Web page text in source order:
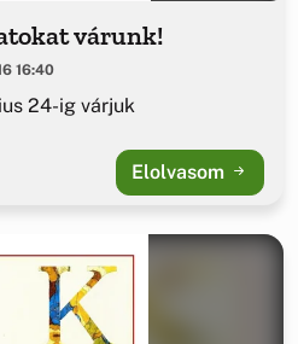
várunk!
16:40
24-ig várjuk
Elolvasom